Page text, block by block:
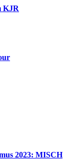
KJR
2023: MISCH